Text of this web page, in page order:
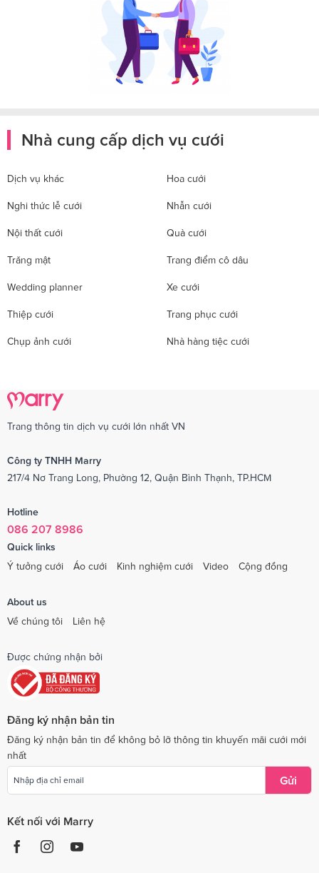
Nhà cung cấp dịch vụ cưới
Dịch vụ khác Hoa cưới
Nghi thức lễ cưới Nhẫn cưới
Nội thất cưới Quà cưới
Trăng mật Trang điểm cô dâu
Wedding planner Xe cưới
Thiệp cưới Trang phục cưới
Chụp ảnh cưới Nhà hàng tiệc cưới
Trang thông tin dịch vụ cưới lớn nhất VN
Công ty TNHH Marry
217/4 Nơ Trang Long, Phường 12, Quận Bình Thạnh, TP.HCM
Hotline
086 207 8986
Quick links
Ý tưởng cưới
Áo cưới Kinh nghiệm cưới Video Cộng đồng
About us
Về chúng tôi
Liên hệ
Được chứng nhận bởi
Đăng ký nhận bản tin
Đăng ký nhận bản tin để không bỏ lỡ thông tin khuyến mãi cưới mới
nhất
Gửi
Kết nối với Marry